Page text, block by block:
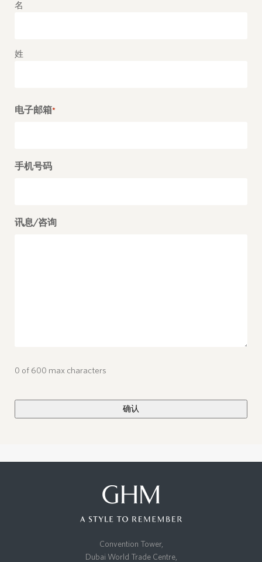
Name
名
姓
电子邮箱*
手机号码
讯息/咨询
0 of 600 max characters
Convention Tower,
Dubai World Trade Centre,